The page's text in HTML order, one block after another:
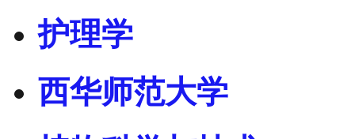
护理学
西华师范大学